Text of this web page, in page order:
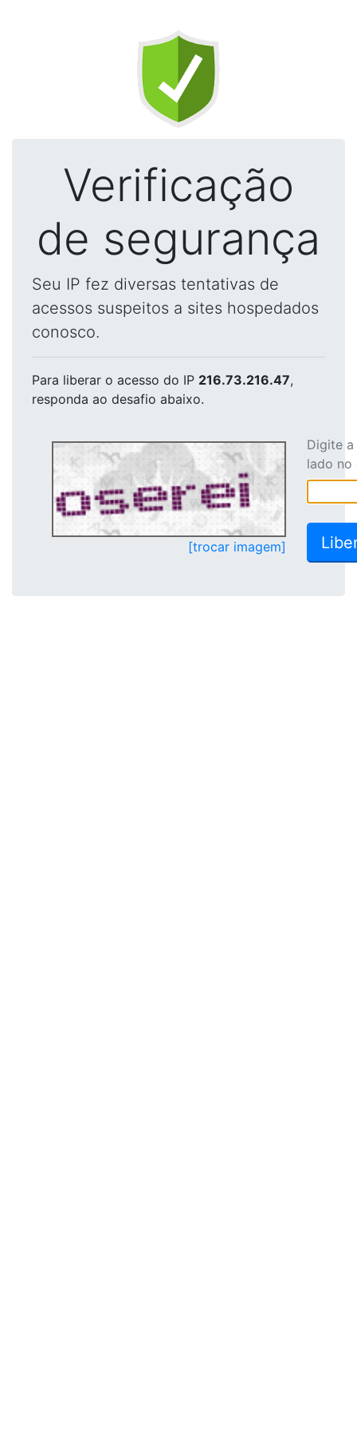
Verificação
de segurança
Seu IP fez diversas tentativas de
acessos suspeitos a sites hospedados
conosco.
Para liberar o acesso do IP 216.73.216.47,
responda ao desafio abaixo.
[trocar imagem]
Digite
lado no